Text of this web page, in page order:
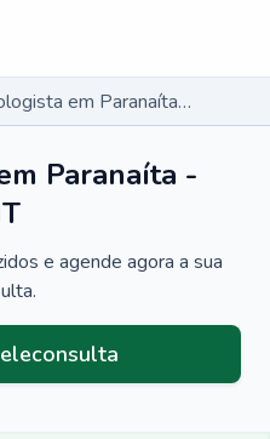
Ginecologista em Paranaíta - MT
Paranaíta -
e agende agora a sua